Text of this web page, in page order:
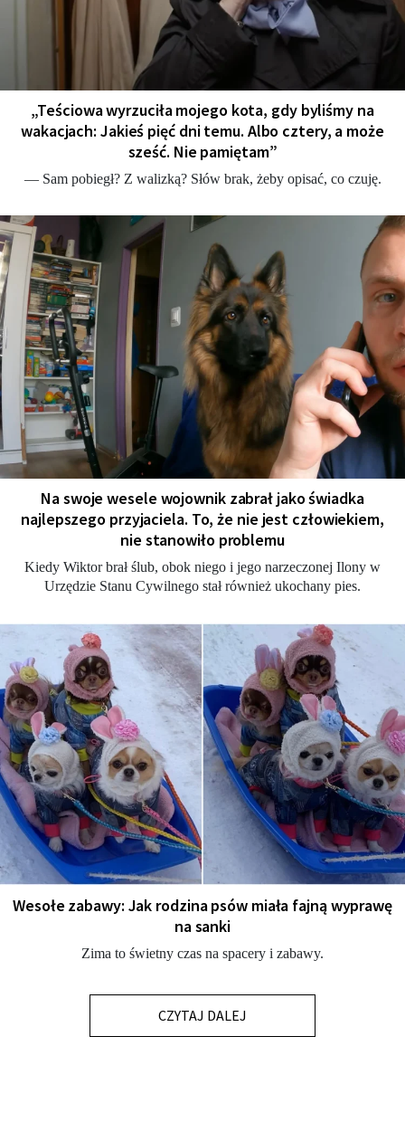
„Teściowa wyrzuciła mojego kota, gdy byliśmy na
wakacjach: Jakieś pięć dni temu. Albo cztery, a może
sześć. Nie pamiętam”
— Sam pobiegł? Z walizką? Słów brak, żeby opisać, co czuję.
Na swoje wesele wojownik zabrał jako świadka
najlepszego przyjaciela. To, że nie jest człowiekiem,
nie stanowiło problemu
Kiedy Wiktor brał ślub, obok niego i jego narzeczonej Ilony w
Urzędzie Stanu Cywilnego stał również ukochany pies.
Wesołe zabawy: Jak rodzina psów miała fajną wyprawę
na sanki
Zima to świetny czas na spacery i zabawy.
CZYTAJ DALEJ